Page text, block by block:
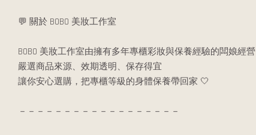
💬 關於 BOBO 美妝工作室
BOBO 美妝工作室由擁有多年專櫃彩妝與保養經驗的闆娘經營
嚴選商品來源、效期透明、保存得宜
讓你安心選購，把專櫃等級的身體保養帶回家 🤍
－－－－－－－－－－－－－－－－－－